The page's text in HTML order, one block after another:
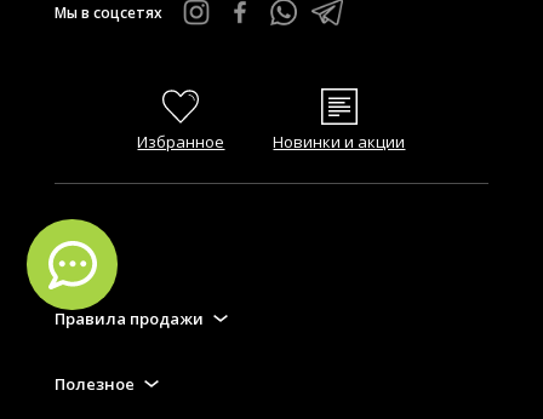
Мы в соцсетях
Избранное Новинки и акции
FAQ
Правила продажи
Полезное